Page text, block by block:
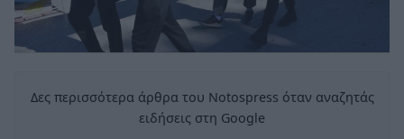
Δες περισσότερα άρθρα του Notospress όταν αναζητάς
ειδήσεις στη Google